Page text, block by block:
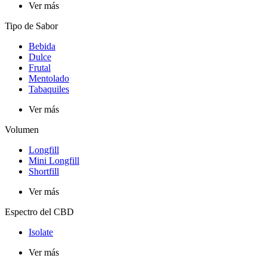
Ver más
Tipo de Sabor​
Bebida
Dulce
Frutal
Mentolado
Tabaquiles
Ver más
Volumen
Longfill
Mini Longfill
Shortfill
Ver más
Espectro del CBD
Isolate
Ver más